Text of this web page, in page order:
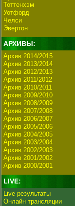
Тоттенхэм
Уотфорд
Челси
Эвертон
АРХИВЫ:
Архив 2014/2015
Архив 2013/2014
Архив 2012/2013
Архив 2011/2012
Архив 2010/2011
Архив 2009/2010
Архив 2008/2009
Архив 2007/2008
Архив 2006/2007
Архив 2005/2006
Архив 2004/2005
Архив 2003/2004
Архив 2002/2003
Архив 2001/2002
Архив 2000/2001
LIVE:
Live-результаты
Онлайн трансляции